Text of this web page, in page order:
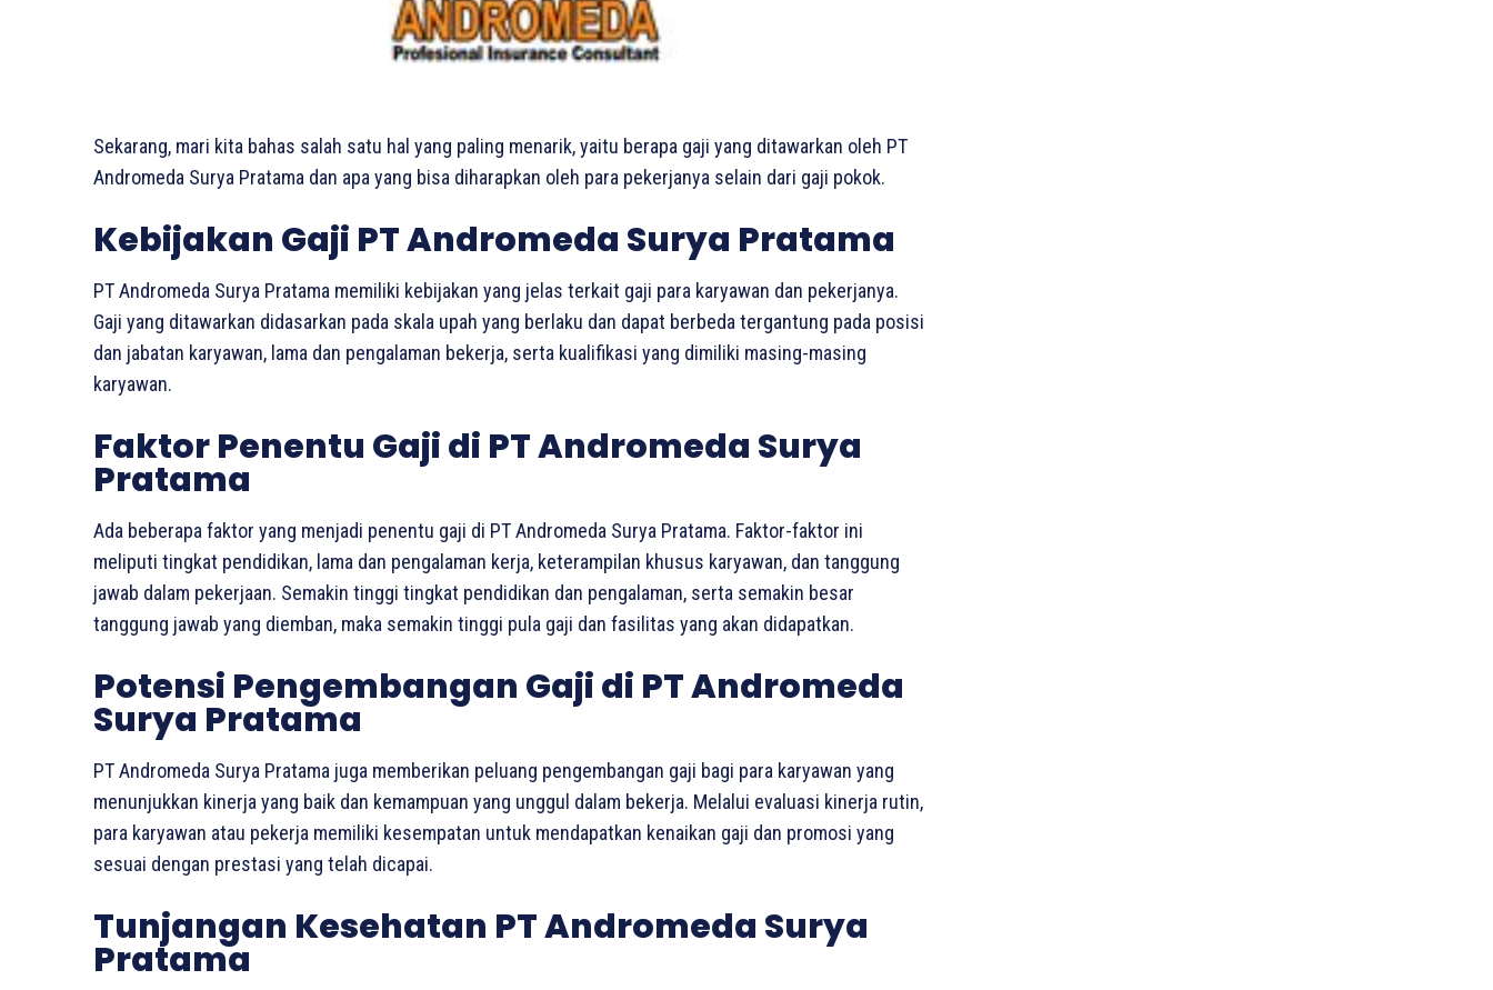
Sekarang, mari kita bahas salah satu hal yang paling menarik, yaitu berapa gaji yang ditawarkan oleh PT
Andromeda Surya Pratama dan apa yang bisa diharapkan oleh para pekerjanya selain dari gaji pokok.
Kebijakan Gaji PT Andromeda Surya Pratama
PT Andromeda Surya Pratama memiliki kebijakan yang jelas terkait gaji para karyawan dan pekerjanya.
Gaji yang ditawarkan didasarkan pada skala upah yang berlaku dan dapat berbeda tergantung pada posisi
dan jabatan karyawan, lama dan pengalaman bekerja, serta kualifikasi yang dimiliki masing-masing
karyawan.
Faktor Penentu Gaji di PT Andromeda Surya
Pratama
Ada beberapa faktor yang menjadi penentu gaji di PT Andromeda Surya Pratama. Faktor-faktor ini
meliputi tingkat pendidikan, lama dan pengalaman kerja, keterampilan khusus karyawan, dan tanggung
jawab dalam pekerjaan. Semakin tinggi tingkat pendidikan dan pengalaman, serta semakin besar
tanggung jawab yang diemban, maka semakin tinggi pula gaji dan fasilitas yang akan didapatkan.
Potensi Pengembangan Gaji di PT Andromeda
Surya Pratama
PT Andromeda Surya Pratama juga memberikan peluang pengembangan gaji bagi para karyawan yang
menunjukkan kinerja yang baik dan kemampuan yang unggul dalam bekerja. Melalui evaluasi kinerja rutin,
para karyawan atau pekerja memiliki kesempatan untuk mendapatkan kenaikan gaji dan promosi yang
sesuai dengan prestasi yang telah dicapai.
Tunjangan Kesehatan PT Andromeda Surya
Pratama